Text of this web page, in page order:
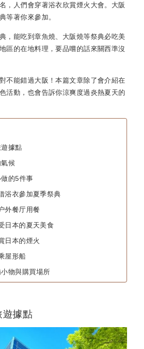
，人們會穿著浴衣欣賞煙火大會。大阪
等著你來參加。
，能吃到章魚燒、大阪燒等祭典必吃美
區的在地料理，要品嚐的話來關西準沒
不能錯過大阪！本篇文章除了會介紹在
活動，也會告訴你涼爽度過炎熱夏天的
據點
候
的5件事
浴衣參加夏季祭典
外餐厅用餐
日本的夏天美食
日本的煙火
屋形船
物與購買場所
遊據點